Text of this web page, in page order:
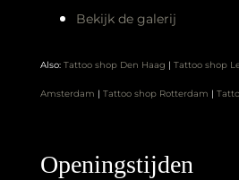
Bekijk de galerij
Also: Tattoo shop Den Haag | Tattoo shop
Amsterdam | Tattoo shop Rotterdam |
Openingstijden